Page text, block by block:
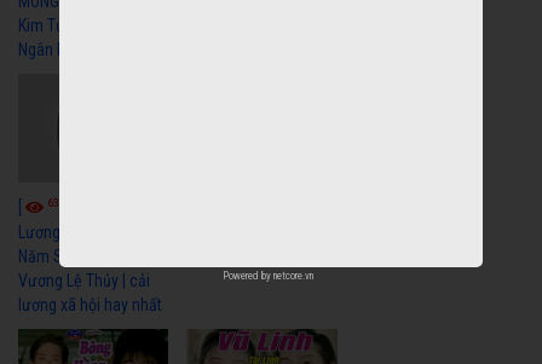
Kim Tử Long, Thanh
Ngân Hay Nhất
6325
Lương Xưa : Rồi 30
Năm Sau - Minh
Vương Lệ Thủy | cải
lương xã hội hay nhất
Powered by netcore.vn